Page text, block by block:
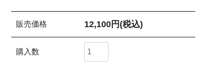
販売価格 12,100円(税込)
購入数